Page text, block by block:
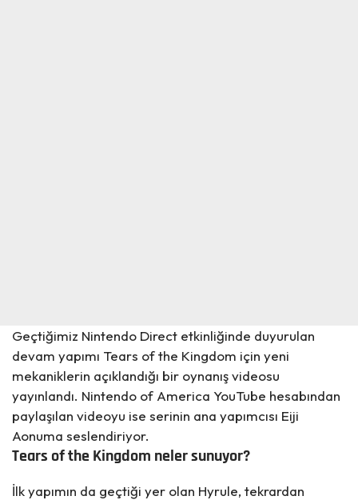
Geçtiğimiz Nintendo Direct etkinliğinde duyurulan
devam yapımı Tears of the Kingdom için yeni
mekaniklerin açıklandığı bir oynanış videosu
yayınlandı. Nintendo of America YouTube hesabından
paylaşılan videoyu ise serinin ana yapımcısı Eiji
Aonuma seslendiriyor.
Tears of the Kingdom neler sunuyor?
İlk yapımın da geçtiği yer olan Hyrule, tekrardan